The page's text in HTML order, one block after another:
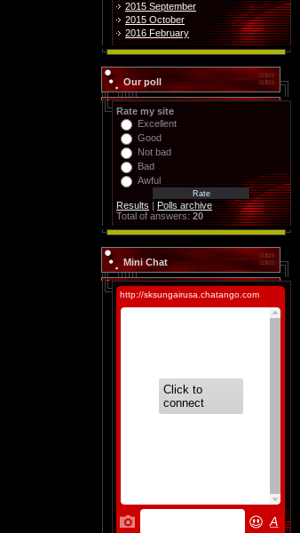
2015 September
2015 October
2016 February
Our poll
Rate my site
Excellent
Good
Not bad
Bad
Awful
Results | Polls archive
Total of answers: 20
Mini Chat